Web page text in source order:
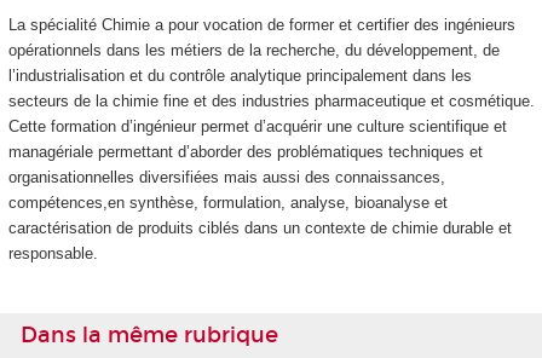
La spécialité Chimie a pour vocation de former et certifier des ingénieurs
opérationnels dans les métiers de la recherche, du développement, de
l’industrialisation et du contrôle analytique principalement dans les
secteurs de la chimie fine et des industries pharmaceutique et cosmétique.
Cette formation d’ingénieur permet d’acquérir une culture scientifique et
managériale permettant d’aborder des problématiques techniques et
organisationnelles diversifiées mais aussi des connaissances,
compétences,en synthèse, formulation, analyse, bioanalyse et
caractérisation de produits ciblés dans un contexte de chimie durable et
responsable.
Dans la même rubrique